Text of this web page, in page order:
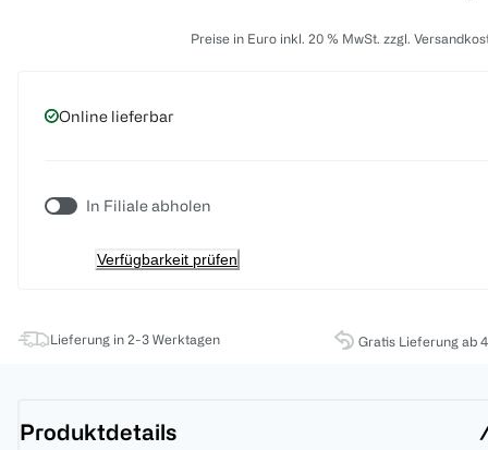
Preise in Euro inkl. 20 % MwSt. zzgl.
Online lieferbar
In Filiale abholen
Verfügbarkeit prüfen
Lieferung in 2-3 Werktagen Gratis Lieferung ab
Produktdetails